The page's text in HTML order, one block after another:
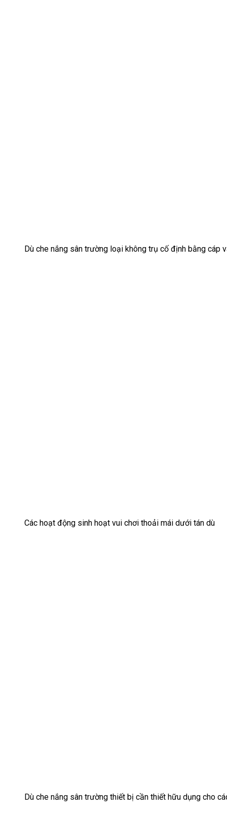
Dù che nắng sân trường loại không trụ cố định bằng cáp
Các hoạt động sinh hoạt vui chơi thoải mái dưới tán dù
Dù che nắng sân trường thiết bị cần thiết hữu dụng cho